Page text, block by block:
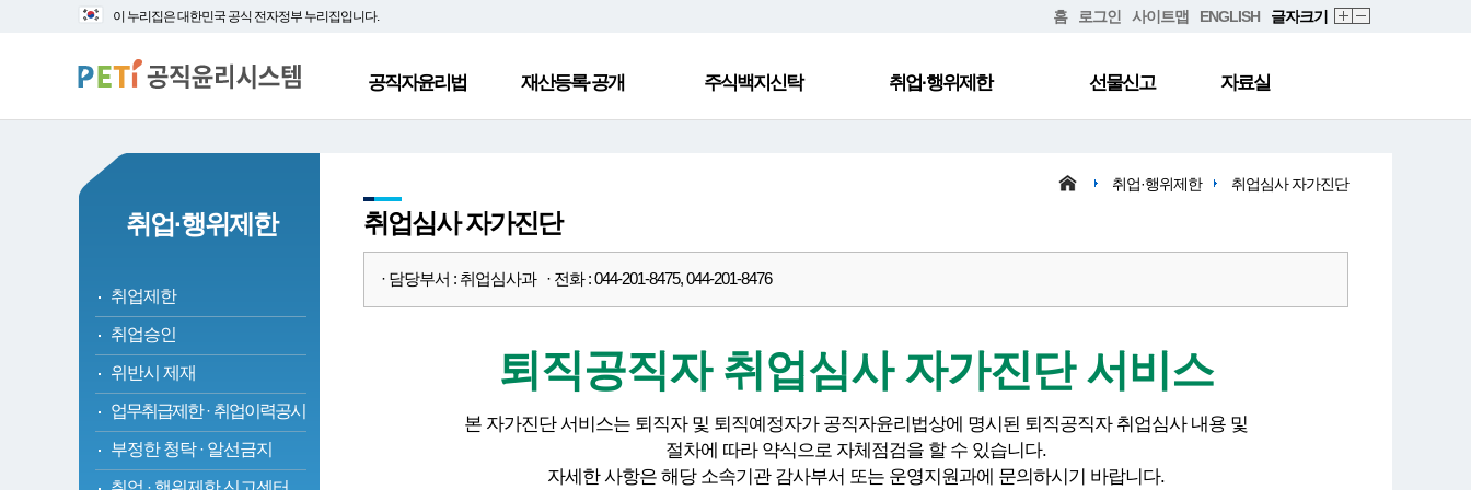
대
바
로
본
로
가
이 누리집은 대한민국 공식 전자정부 누리집입니다. 홈 로그인 사이트맵 ENGLISH 글자크기
공직자윤리법 재산등록·공개 주식백지신탁 취업·행위제한 선물신고 자료실
취업·행위제한
취업제한
취업승인
위반시 제재
업무취급제한 · 취업이력공시
부정한 청탁 · 알선금지
취업·행위제한 취업심사 자가진단
취업심사 자가진단
· 담당부서 : 취업심사과 · 전화 : 044-201-8475, 044-201-8476
퇴직공직자 취업심사 자가진단 서비스
본 자가진단 서비스는 퇴직자 및 퇴직예정자가 공직자윤리법상에 명시된 퇴직공직자 취업심사 내용 및
절차에 따라 약식으로 자체점검을 할 수 있습니다.
자세한 사항은 해당 소속기관 감사부서 또는 운영지원과에 문의하시기 바랍니다.